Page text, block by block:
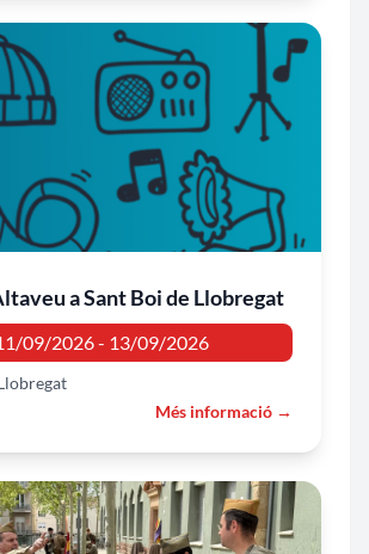
a Sant Boi de Llobregat
09/2026 - 13/09/2026
Més informació →